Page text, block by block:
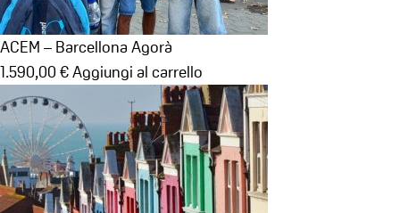
ACEM – Barcellona Agorà
1.590,00 €Aggiungi al carrello